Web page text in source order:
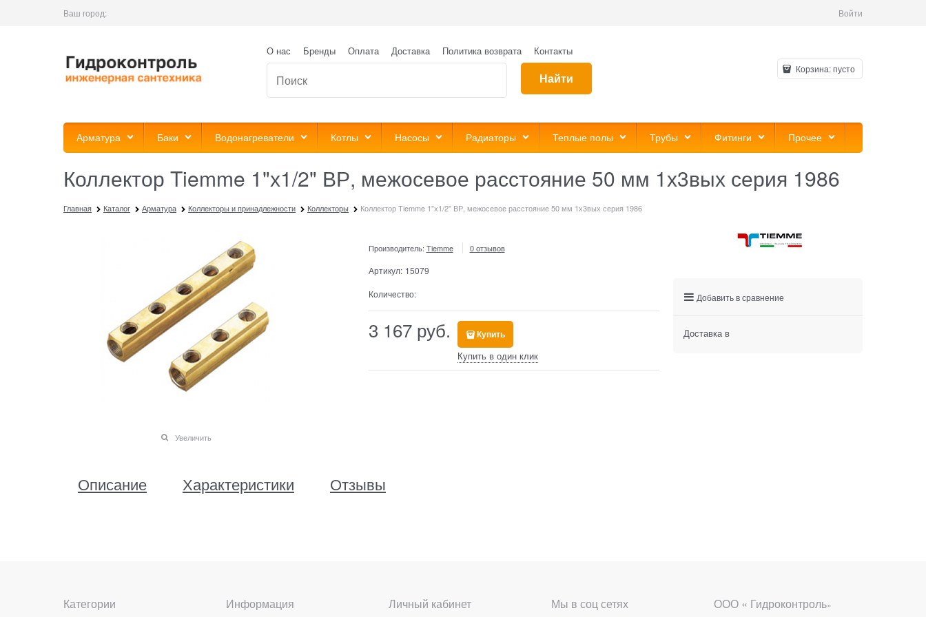
Ваш город: Войти
О нас Бренды Оплата Доставка Политика возврата Контакты
Найти
Корзина:пусто
Арматура Баки Водонагреватели Котлы Насосы Радиаторы Теплые полы Трубы Фитинги Прочее
Коллектор Tiemme 1"х1/2" ВР, межосевое расстояние 50 мм 1х3вых серия 1986
Главная Каталог Арматура Коллекторы и принадлежности Коллекторы Коллектор Tiemme 1"х1/2" ВР, межосевое расстояние 50 мм 1х3вых серия 1986
Увеличить
Производитель: Tiemme 0 отзывов
Артикул: 15079
Количество:
3 167 руб. Купить
Купить в один клик
Описание Характеристики Отзывы
Добавить в сравнение
Доставка в
Категории Информация Личный кабинет Мы в соц сетях ООО « Гидроконтроль»